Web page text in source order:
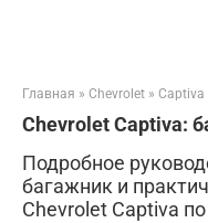
Главная » Chevrolet » Captiva
Chevrolet Captiva:
Подробное
багажник и
Chevrolet Captiva